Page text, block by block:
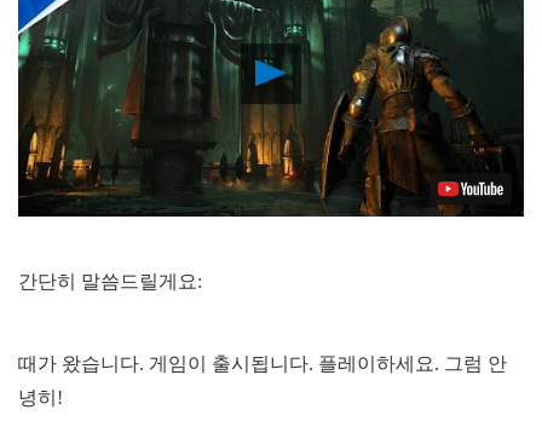
Play
Video
간단히 말씀드릴게요:
때가 왔습니다. 게임이 출시됩니다. 플레이하세요. 그럼 안
녕히!